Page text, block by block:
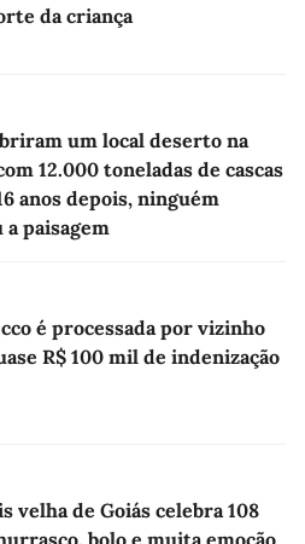
da criança
um local deserto na
12.000 toneladas de cascas
anos depois, ninguém
paisagem
é processada por vizinho
R$ 100 mil de indenização
velha de Goiás celebra 108
bolo e muita emoção